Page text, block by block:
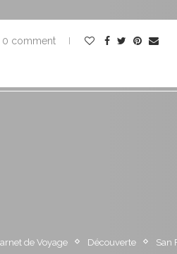
0 comment
de Voyage Découverte San